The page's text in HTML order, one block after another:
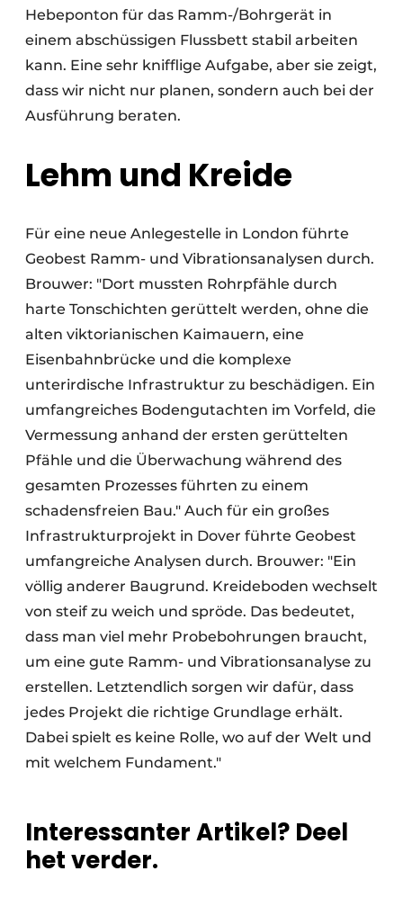
Hebeponton für das Ramm-/Bohrgerät in
einem abschüssigen Flussbett stabil arbeiten
kann. Eine sehr knifflige Aufgabe, aber sie zeigt,
dass wir nicht nur planen, sondern auch bei der
Ausführung beraten.
Lehm und Kreide
Für eine neue Anlegestelle in London führte
Geobest Ramm- und Vibrationsanalysen durch.
Brouwer: "Dort mussten Rohrpfähle durch
harte Tonschichten gerüttelt werden, ohne die
alten viktorianischen Kaimauern, eine
Eisenbahnbrücke und die komplexe
unterirdische Infrastruktur zu beschädigen. Ein
umfangreiches Bodengutachten im Vorfeld, die
Vermessung anhand der ersten gerüttelten
Pfähle und die Überwachung während des
gesamten Prozesses führten zu einem
schadensfreien Bau." Auch für ein großes
Infrastrukturprojekt in Dover führte Geobest
umfangreiche Analysen durch. Brouwer: "Ein
völlig anderer Baugrund. Kreideboden wechselt
von steif zu weich und spröde. Das bedeutet,
dass man viel mehr Probebohrungen braucht,
um eine gute Ramm- und Vibrationsanalyse zu
erstellen. Letztendlich sorgen wir dafür, dass
jedes Projekt die richtige Grundlage erhält.
Dabei spielt es keine Rolle, wo auf der Welt und
mit welchem Fundament."
Interessanter Artikel? Deel
het verder.